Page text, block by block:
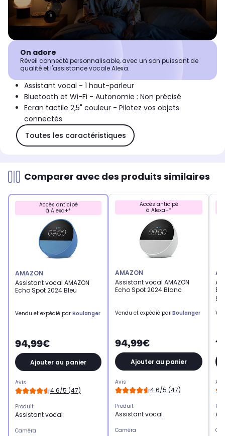
On adore
Réveil connecté personnalisable, avec un son puissant de
qualité et l'assistance vocale Alexa.
Assistant vocal - 1 haut-parleur
Bluetooth et Wi-Fi - Autonomie : Non précisé
Ecran tactile 2,5" couleur - Pilotez vos objets
connectés
Toutes les caractéristiques
Comparer avec des produits similaires
Accès anticipé
à Alexa+*
AMAZON
Assistant vocal AMAZON
Echo Spot 2024 Bleu
Vendu et expédié par Boulanger
94,99€
Ajouter au panier
Avis
4.6/5 (47)
Produit
Assistant vocal
Caméra
Accès anticipé
à Alexa+*
AMAZON
Assistant vocal AMAZON
Echo Spot 2024 Blanc
Vendu et expédié par Boulanger
94,99€
Ajouter au panier
Avis
4.6/5 (47)
Produit
Assistant vocal
Caméra